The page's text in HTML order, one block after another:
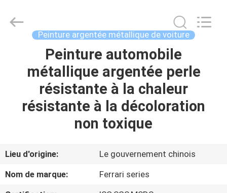
APERÇU
PRODUITS
A
PROPOS
Chemical
Technology
Peinture argentée métallique de voiture
Peinture automobile
métallique argentée perle
résistante à la chaleur
résistante à la décoloration
non toxique
Lieu d'origine:
Le gouvernement chinois
Nom de marque:
Ferrari series